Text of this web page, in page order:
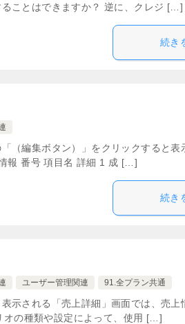
ことはできますか？ 逆に、クレジ […]
続き
集ボタン）」をクリックすると表
報 番号 項目名 詳細 1 成 […]
続き
ユーザー管理関連 91.全プラン共通
される「売上詳細」画面では、売上
の種類や設定によって、使用 […]